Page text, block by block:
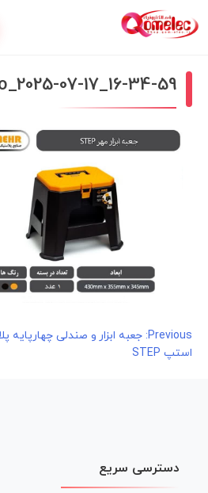
07-17_16-34-59
راهبری
نوشته
Previous:
استپ STEP
دسترسی سریع